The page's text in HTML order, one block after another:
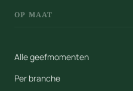
OP MAAT
Alle geefmomenten
Per branche